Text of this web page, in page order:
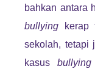
bahkan antara
bullying kerap
sekolah, tetapi
kasusbullying